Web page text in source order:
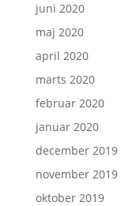
juni 2020
maj 2020
april 2020
marts 2020
februar 2020
januar 2020
december 2019
november 2019
oktober 2019